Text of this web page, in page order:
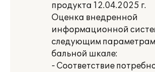
продукта 12.04.2025 г.
Оценка внедренной
информационной
следующим параметрам
бальной шкале:
- Соответствие